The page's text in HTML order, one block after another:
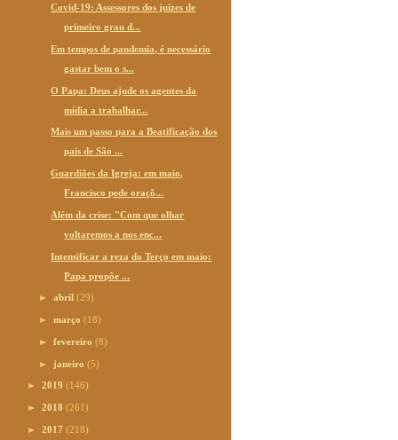
Covid-19: Assessores dos juízes de
primeiro grau d...
Em tempos de pandemia, é necessário
gastar bem o s...
O Papa: Deus ajude os agentes da
mídia a trabalhar...
Mais um passo para a Beatificação dos
pais de São ...
Guardiões da Igreja: em maio,
Francisco pede oraçõ...
Além da crise: "Com que olhar
voltaremos a nos enc...
Intensificar a reza do Terço em maio:
Papa propõe ...
►abril(29)
►março(18)
►fevereiro(8)
► janeiro(5)
► 2019 (146)
► 2018 (261)
► 2017 (218)